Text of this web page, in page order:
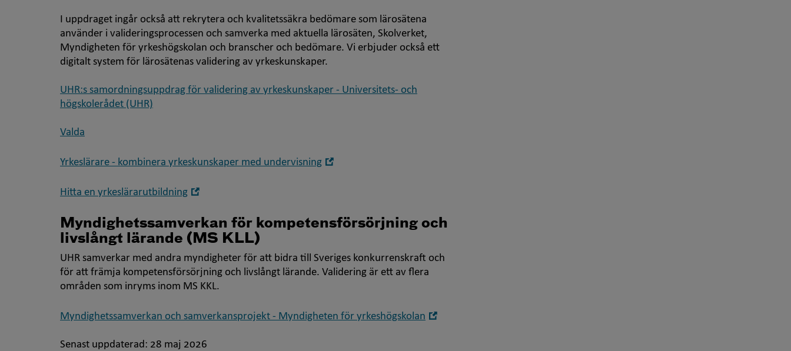
I uppdraget ingår också att rekrytera och kvalitetssäkra bedömare som lärosätena
använder i valideringsprocessen och samverka med aktuella lärosäten, Skolverket,
Myndigheten för yrkeshögskolan och branscher och bedömare. Vi erbjuder också ett
digitalt system för lärosätenas validering av yrkeskunskaper.
UHR:s samordningsuppdrag för validering av yrkeskunskaper - Universitets- och
högskolerådet (UHR)
Valda
Yrkeslärare - kombinera yrkeskunskaper med undervisning
Hitta en yrkeslärarutbildning
nytt
fönster
Myndighetssamverkan för kompetensförsörjning och
livslångt lärande (MS KLL)
UHR samverkar med andra myndigheter för att bidra till Sveriges konkurrenskraft och
för att främja kompetensförsörjning och livslångt lärande. Validering är ett av flera
områden som inryms inom MS KKL.
Myndighetssamverkan och samverkansprojekt - Myndigheten för yrkeshögskolan
Senast uppdaterad: 28 maj 2026